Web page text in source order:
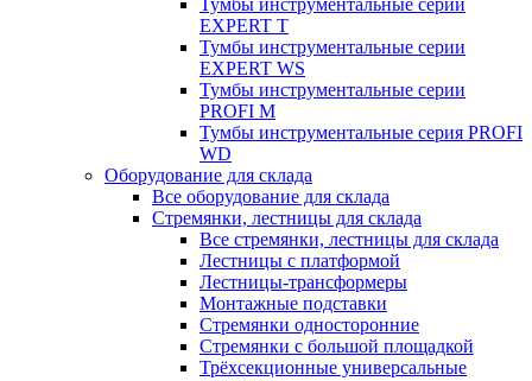
Тумбы инструментальные серии
EXPERT T
Тумбы инструментальные серии
EXPERT WS
Тумбы инструментальные серии
PROFI M
Тумбы инструментальные серия PROFI
WD
Оборудование для склада
Все оборудование для склада
Стремянки, лестницы для склада
Все стремянки, лестницы для склада
Лестницы с платформой
Лестницы-трансформеры
Монтажные подставки
Стремянки односторонние
Стремянки с большой площадкой
Трёхсекционные универсальные